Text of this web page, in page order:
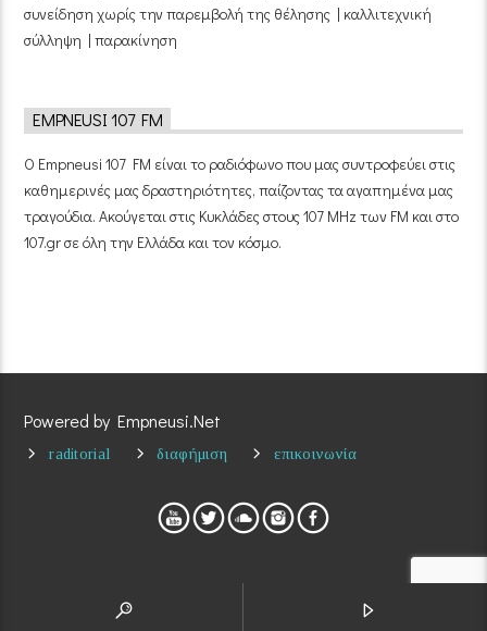
συνείδηση χωρίς την παρεμβολή της θέλησης | καλλιτεχνική
σύλληψη | παρακίνηση
EMPNEUSI 107 FM
Ο Empneusi 107 FM είναι το ραδιόφωνο που μας συντροφεύει στις
καθημερινές μας δραστηριότητες, παίζοντας τα αγαπημένα μας
τραγούδια. Ακούγεται στις Κυκλάδες στους 107 MHz των FM και στο
107.gr σε όλη την Ελλάδα και τον κόσμο.
Powered by Empneusi.Net
raditorial διαφήμιση επικοινωνία